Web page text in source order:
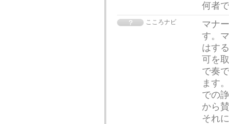
何者
こころナビ
マナ
す。
はす
可を
で奏
ます
での
から
それ